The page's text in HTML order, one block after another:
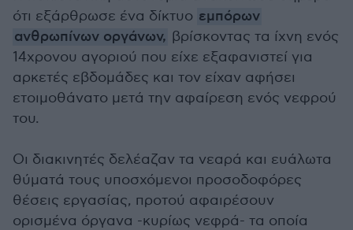
ότι εξάρθρωσε ένα δίκτυο εμπόρων
ανθρωπίνων οργάνων, βρίσκοντας τα ίχνη ενός
14χρονου αγοριού που είχε εξαφανιστεί για
αρκετές εβδομάδες και τον είχαν αφήσει
ετοιμοθάνατο μετά την αφαίρεση ενός νεφρού
του.
Οι διακινητές δελέαζαν τα νεαρά και ευάλωτα
θύματά τους υποσχόμενοι προσοδοφόρες
θέσεις εργασίας, προτού αφαιρέσουν
ορισμένα όργανα -κυρίως νεφρά- τα οποία